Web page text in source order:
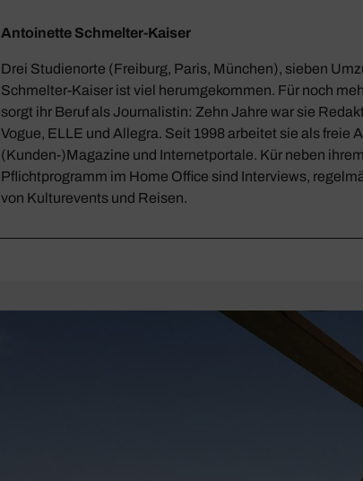
Antoinette Schmelter-Kaiser
Drei Studienorte (Freiburg, Paris, München), sieben
Schmelter-Kaiser ist viel herumgekommen. Für noch
sorgt ihr Beruf als Journalistin: Zehn Jahre war sie
Vogue, ELLE und Allegra. Seit 1998 arbeitet sie als freie
(Kunden-)Magazine und Internetportale. Kür neben ihrem
Pflichtprogramm im Home Office sind Interviews,
von Kulturevents und Reisen.